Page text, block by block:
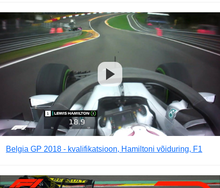
Belgia GP 2018 - kvalifikatsioon, Hamiltoni võiduring, F1